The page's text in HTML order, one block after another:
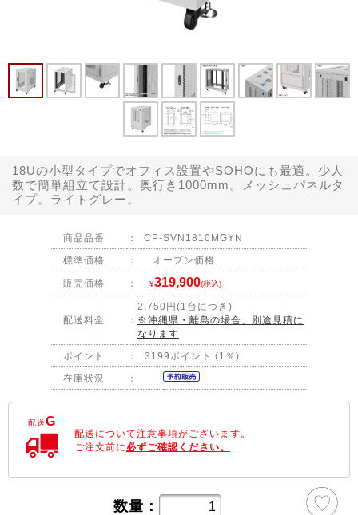
18Uの小型タイプでオフィス設置やSOHOにも最適。少人
数で簡単組立て設計。奥行き1000mm。メッシュパネルタ
イプ。ライトグレー。
商品品番 ： CP-SVN1810MGYN
標準価格 ： オープン価格
販売価格 ： ¥319,900(税込)
配送料金 ：
2,750円(1台につき)
※沖縄県・離島の場合、別途見積に
なります
ポイント ： 3199ポイント (1％)
在庫状況 ：
配送G
配送について注意事項がございます。
ご注文前に 必ずご確認ください。
数量：